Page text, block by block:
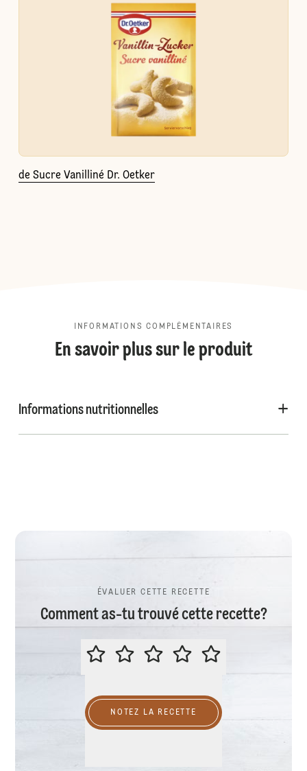
de Sucre Vanilliné Dr. Oetker
INFORMATIONS COMPLÉMENTAIRES
En savoir plus sur le produit
Informations nutritionnelles
ÉVALUER CETTE RECETTE
Comment as-tu trouvé cette recette?
ÉVALUER CETTE RECETTE
NOTEZ LA RECETTE